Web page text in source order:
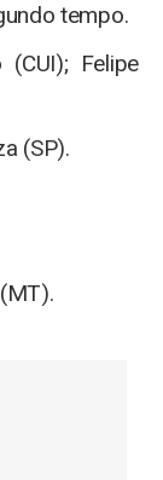
tempo.
(CUI); Felipe
(SP).